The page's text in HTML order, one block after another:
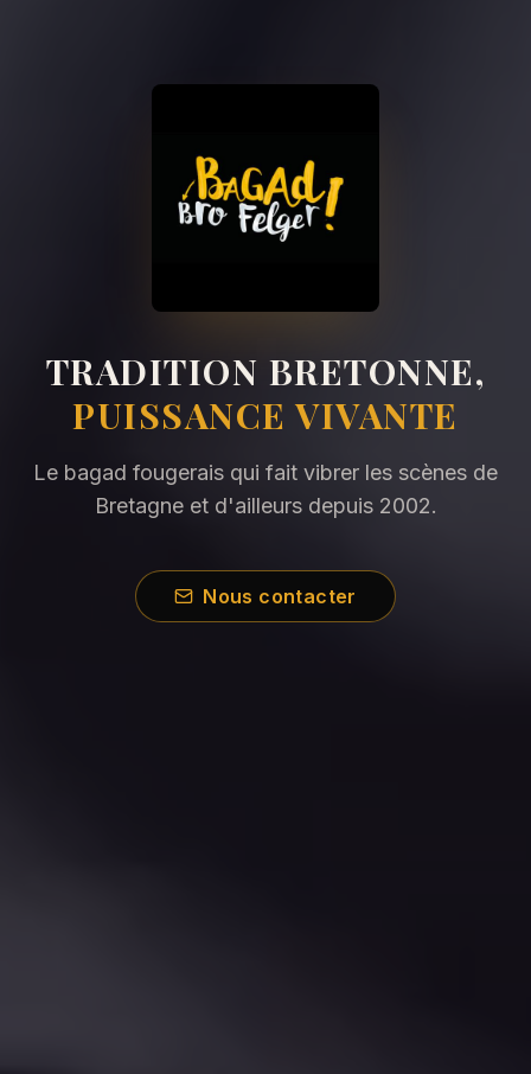
TRADITION BRETONNE,
PUISSANCE VIVANTE
Le bagad fougerais qui fait vibrer les scènes de
Bretagne et d'ailleurs depuis 2002.
Nous contacter